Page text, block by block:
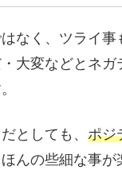
なく、ツライ
大変などとネ
としても、 ポジ
んの些細な事